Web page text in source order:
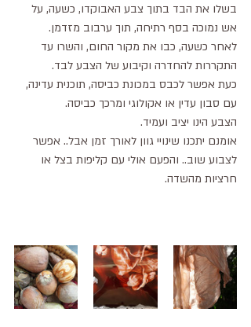
בשלו את הבד בתוך צבע האבוקדו, כשעה, על
אש נמוכה בסף רתיחה, תוך ערבוב מזדמן.
לאחר כשעה, כבו את מקור החום, והשרו עד
התקררות להחדרה וקיבוע של הצבע לבד.
כעת אפשר לכבס במכונת כביסה, תוכנית עדינה,
עם סבון עדין או אקולוגי ומרכך כביסה.
הצבע הינו יציב ועמיד.
אומנם יתכנו שינויי גוון לאורך זמן אבל.. אפשר
לצבוע שוב.. והפעם אולי עם קליפות בצל או
חרציות מהשדה.